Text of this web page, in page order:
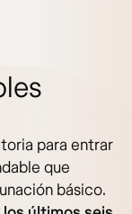
para entrar
que
básico.